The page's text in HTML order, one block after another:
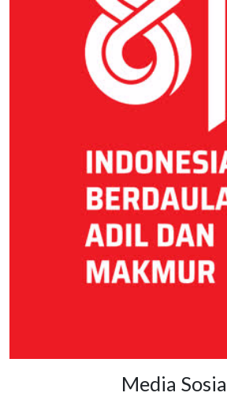
Media